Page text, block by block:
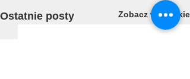
Ostatnie posty Zobacz wszystkie